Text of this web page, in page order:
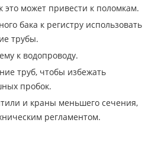
это может привести к поломкам.
бака к регистру использовать
трубы.
к водопроводу.
труб, чтобы избежать
пробок.
и краны меньшего сечения,
регламентом.